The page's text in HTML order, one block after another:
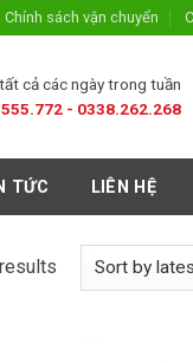
Chính sách vận chuyển
cả các ngày trong tuần
- 0338.262.268
TỨC LIÊN HỆ